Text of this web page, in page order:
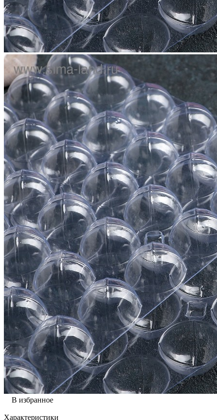
В избранное
Характеристики